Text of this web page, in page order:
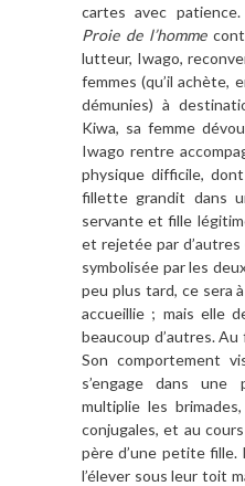
cartes avec
Proie de l’homme
lutteur, Iwago,
femmes (qu’il achète,
démunies) à
Kiwa, sa femme
Iwago rentre
physique difficile,
fillette grandit dans
servante et fille
et rejetée par
symbolisée par les
peu plus tard, ce sera
accueillie ; mais elle
beaucoup d’autres.
Son comportement
s’engage dans
multiplie les
conjugales, et au
père d’une petite fille.
l’élever sous leur toit